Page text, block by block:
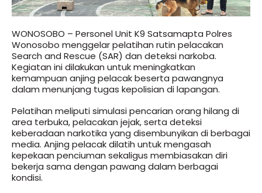
WONOSOBO – Personel Unit K9 Satsamapta Polres
Wonosobo menggelar pelatihan rutin pelacakan
Search and Rescue (SAR) dan deteksi narkoba.
Kegiatan ini dilakukan untuk meningkatkan
kemampuan anjing pelacak beserta pawangnya
dalam menunjang tugas kepolisian di lapangan.
Pelatihan meliputi simulasi pencarian orang hilang di
area terbuka, pelacakan jejak, serta deteksi
keberadaan narkotika yang disembunyikan di berbagai
media. Anjing pelacak dilatih untuk mengasah
kepekaan penciuman sekaligus membiasakan diri
bekerja sama dengan pawang dalam berbagai
kondisi.